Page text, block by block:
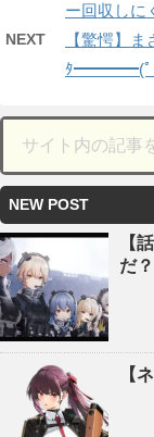
ー回収しに
NEXT
【驚愕】
ﾀ━━━━(
NEW POST
【
だ？
【